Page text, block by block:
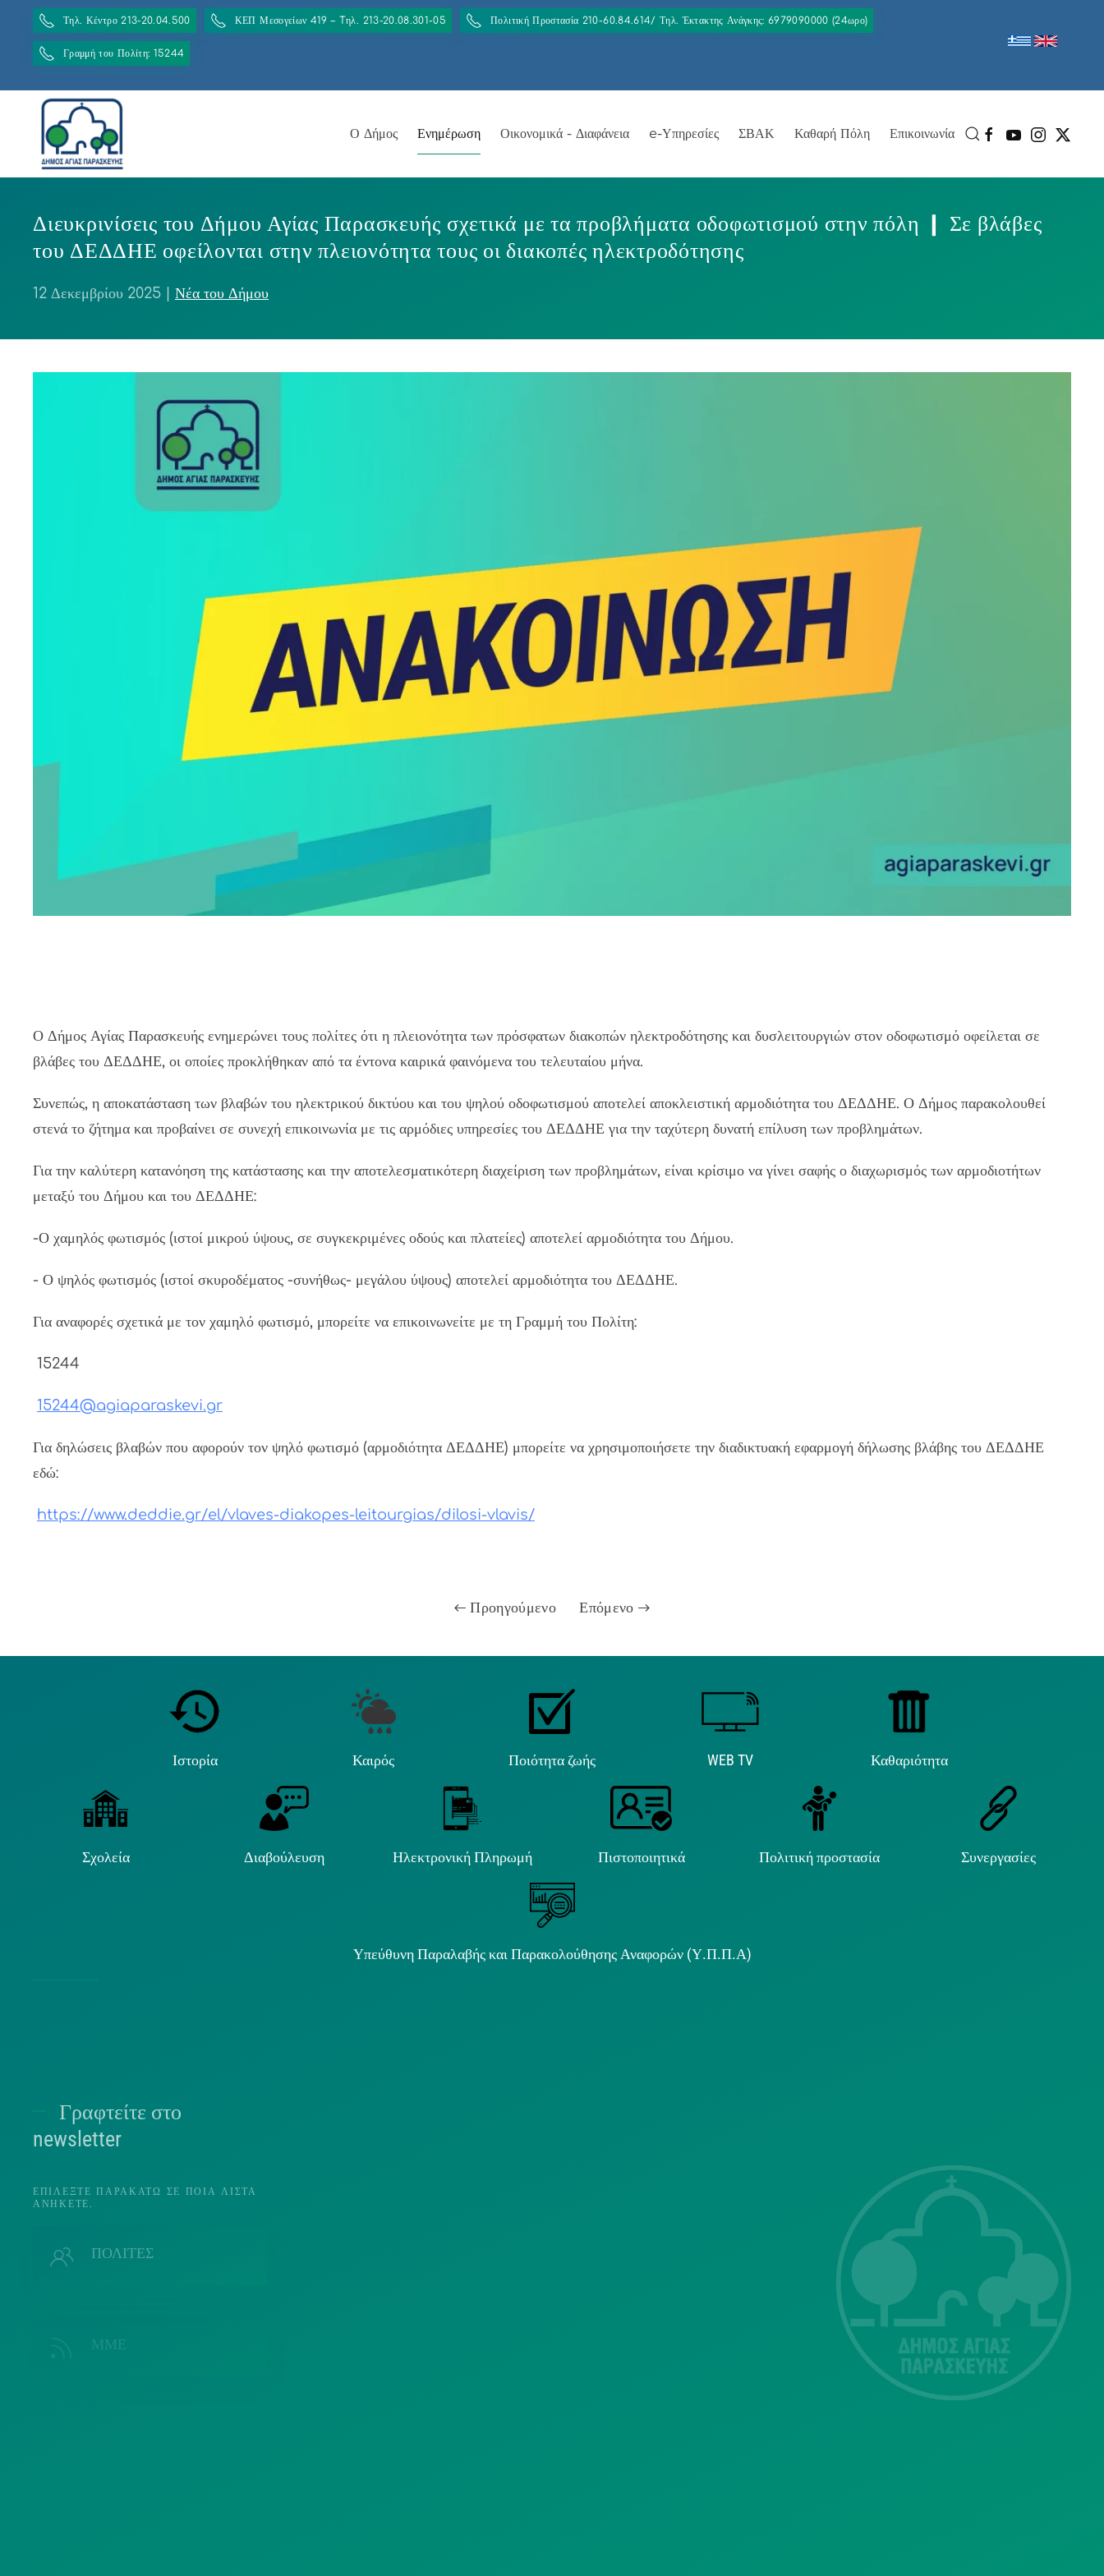
Τηλ. Κέντρο 213-20.04.500 ΚΕΠ Μεσογείων 419 – Tηλ. 213-20.08.301-05 Πολιτική Προστασία 210-60.84.614/ Τηλ. Έκτακτης Ανάγκης: 6979090000 (24ωρο)
Γραμμή του Πολίτη: 15244
Ο Δήμος Ενημέρωση Οικονομικά - Διαφάνεια e-Υπηρεσίες ΣΒΑΚ Καθαρή Πόλη Επικοινωνία
Διευκρινίσεις του Δήμου Αγίας Παρασκευής σχετικά με τα προβλήματα οδοφωτισμού στην πόλη ❙ Σε βλάβες
του ΔΕΔΔΗΕ οφείλονται στην πλειονότητα τους οι διακοπές ηλεκτροδότησης
12 Δεκεμβρίου 2025 Νέα του Δήμου
Ο Δήμος Αγίας Παρασκευής ενημερώνει τους πολίτες ότι η πλειονότητα των πρόσφατων διακοπών ηλεκτροδότησης και δυσλειτουργιών στον οδοφωτισμό οφείλεται σε
βλάβες του ΔΕΔΔΗΕ, οι οποίες προκλήθηκαν από τα έντονα καιρικά φαινόμενα του τελευταίου μήνα.
Συνεπώς, η αποκατάσταση των βλαβών του ηλεκτρικού δικτύου και του ψηλού οδοφωτισμού αποτελεί αποκλειστική αρμοδιότητα του ΔΕΔΔΗΕ. Ο Δήμος παρακολουθεί
στενά το ζήτημα και προβαίνει σε συνεχή επικοινωνία με τις αρμόδιες υπηρεσίες του ΔΕΔΔΗΕ για την ταχύτερη δυνατή επίλυση των προβλημάτων.
Για την καλύτερη κατανόηση της κατάστασης και την αποτελεσματικότερη διαχείριση των προβλημάτων, είναι κρίσιμο να γίνει σαφής ο διαχωρισμός των αρμοδιοτήτων
μεταξύ του Δήμου και του ΔΕΔΔΗΕ:
-Ο χαμηλός φωτισμός (ιστοί μικρού ύψους, σε συγκεκριμένες οδούς και πλατείες) αποτελεί αρμοδιότητα του Δήμου.
- Ο ψηλός φωτισμός (ιστοί σκυροδέματος -συνήθως- μεγάλου ύψους) αποτελεί αρμοδιότητα του ΔΕΔΔΗΕ.
Για αναφορές σχετικά με τον χαμηλό φωτισμό, μπορείτε να επικοινωνείτε με τη Γραμμή του Πολίτη:
15244
15244@agiaparaskevi.gr
Για δηλώσεις βλαβών που αφορούν τον ψηλό φωτισμό (αρμοδιότητα ΔΕΔΔΗΕ) μπορείτε να χρησιμοποιήσετε την διαδικτυακή εφαρμογή δήλωσης βλάβης του ΔΕΔΔΗΕ
εδώ:
https://www.deddie.gr/el/vlaves-diakopes-leitourgias/dilosi-vlavis/
Προηγούμενο Επόμενο
Ιστορία Καιρός Ποιότητα ζωής WEB TV Καθαριότητα
Σχολεία Διαβούλευση Ηλεκτρονική Πληρωμή Πιστοποιητικά Πολιτική προστασία Συνεργασίες
Υπεύθυνη Παραλαβής και Παρακολούθησης Αναφορών (Υ.Π.Π.Α)
Γραφτείτε στο
newsletter
ΕΠΙΛΈΞΤΕ ΠΑΡΑΚΆΤΩ ΣΕ ΠΟΙΑ ΛΊΣΤΑ
ΑΝΉΚΕΤΕ.
ΠΟΛΙΤΕΣ
ΜΜΕ
415-417
Τ.Κ.15343
Αγία Παρασκευή
213 2004500